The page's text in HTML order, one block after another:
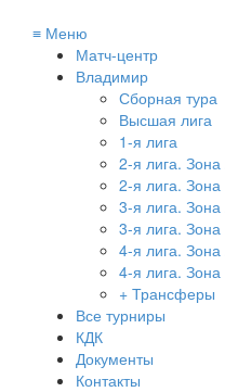
≡ Меню
Матч-центр
Владимир
Сборная тура
Высшая лига
1-я лига
2-я лига.
2-я лига.
3-я лига.
3-я лига.
4-я лига.
4-я лига.
+ Трансферы
Все турниры
КДК
Документы
Контакты